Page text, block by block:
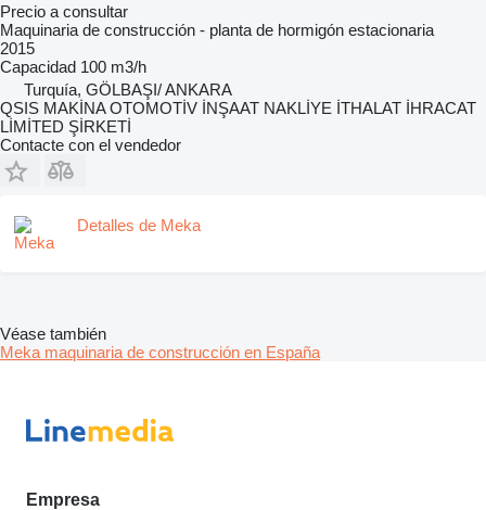
Precio a consultar
Maquinaria de construcción - planta de hormigón estacionaria
2015
Capacidad 100 m3/h
Turquía, GÖLBAŞI/ ANKARA
QSIS MAKİNA OTOMOTİV İNŞAAT NAKLİYE İTHALAT İHRACAT
LİMİTED ŞİRKETİ
Contacte con el vendedor
Detalles de Meka
Véase también
Meka maquinaria de construcción en España
Empresa